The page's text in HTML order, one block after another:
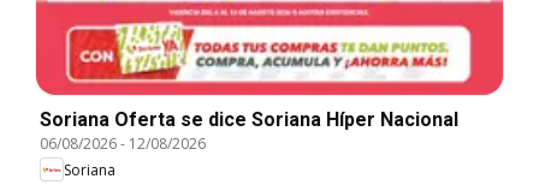
Soriana Oferta se dice Soriana Híper Nacional
06/08/2026- 12/08/2026
Soriana